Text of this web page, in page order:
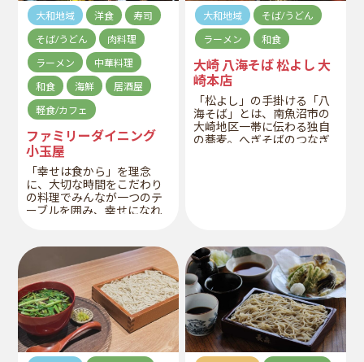
大和地域 洋食
寿司
そば/うどん
肉料理
ラーメン
中華料理
和食
海鮮
居酒屋
軽食/カフェ
ファミリーダイニング
小玉屋
「幸せは食から」を理念
に、大切な時間をこだわり
の料理でみんなが一つのテ
ーブルを囲み、幸せになれ
め、満足できるメニューが
勢ぞろいです。
大和地域
そば/うどん
ラーメン
和食
大崎 八海そば 松よし 大
崎本店
「松よし」の手掛ける「八
海そば」とは、南魚沼市の
大崎地区一帯に伝わる独自
の蕎麦。へぎそばのつなぎ